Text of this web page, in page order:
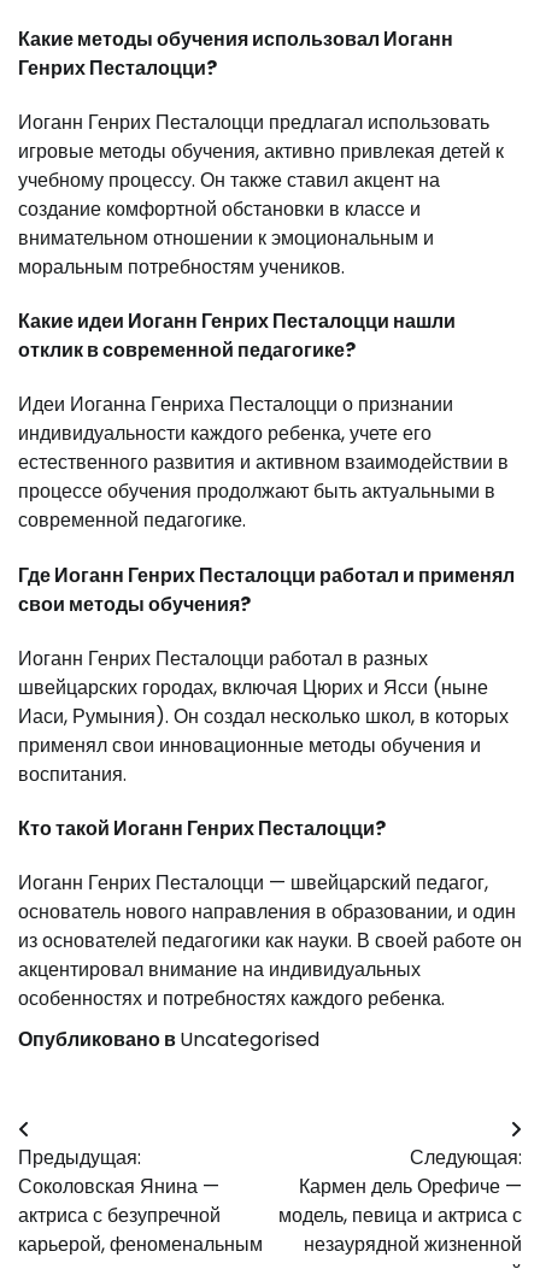
Какие методы обучения использовал Иоганн
Генрих Песталоцци?
Иоганн Генрих Песталоцци предлагал использовать
игровые методы обучения, активно привлекая детей к
учебному процессу. Он также ставил акцент на
создание комфортной обстановки в классе и
внимательном отношении к эмоциональным и
моральным потребностям учеников.
Какие идеи Иоганн Генрих Песталоцци нашли
отклик в современной педагогике?
Идеи Иоганна Генриха Песталоцци о признании
индивидуальности каждого ребенка, учете его
естественного развития и активном взаимодействии в
процессе обучения продолжают быть актуальными в
современной педагогике.
Где Иоганн Генрих Песталоцци работал и применял
свои методы обучения?
Иоганн Генрих Песталоцци работал в разных
швейцарских городах, включая Цюрих и Ясси (ныне
Иаси, Румыния). Он создал несколько школ, в которых
применял свои инновационные методы обучения и
воспитания.
Кто такой Иоганн Генрих Песталоцци?
Иоганн Генрих Песталоцци — швейцарский педагог,
основатель нового направления в образовании, и один
из основателей педагогики как науки. В своей работе он
акцентировал внимание на индивидуальных
особенностях и потребностях каждого ребенка.
Опубликовано вUncategorised
Навигация
по
записям
Предыдущая:
Соколовская Янина —
актриса с безупречной
карьерой, феноменальным
Следующая:
Кармен дель Орефиче —
модель, певица и актриса с
незаурядной жизненной